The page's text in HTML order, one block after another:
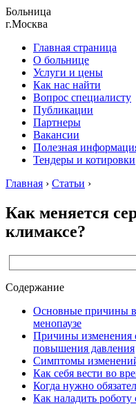
Больница
г.Москва
Главная страница
О больнице
Услуги и цены
Как нас найти
Вопрос специалисту
Публикации
Партнеры
Вакансии
Полезная
Тендеры и котировки
Главная › Статьи ›
Как меняется
климаксе?
Содержание
Основные причины
менопаузе
Причины изменения
повышения давления
Симптомы
Как себя вести во
Когда нужно
Как наладить